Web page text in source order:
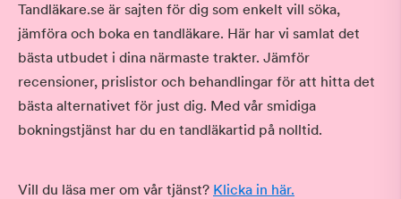
Tandläkare.se är sajten för dig som enkelt vill söka,
jämföra och boka en tandläkare. Här har vi samlat det
bästa utbudet i dina närmaste trakter. Jämför
recensioner, prislistor och behandlingar för att hitta det
bästa alternativet för just dig. Med vår smidiga
bokningstjänst har du en tandläkartid på nolltid.
Vill du läsa mer om vår tjänst? Klicka in här.